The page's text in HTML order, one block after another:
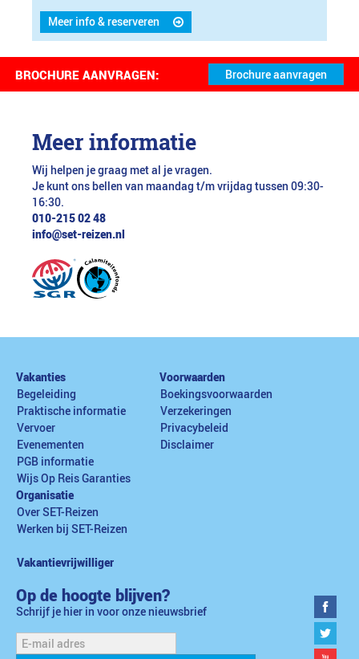
Meer info & reserveren
BROCHURE AANVRAGEN:
Meer informatie
Wij helpen je graag met al je vragen.
Je kunt ons bellen van maandag t/m vrijdag tussen 09:30-
16:30.
010-215 02 48
info@set-reizen.nl
Vakanties
Begeleiding
Praktische informatie
Vervoer
Evenementen
PGB informatie
Wijs Op Reis Garanties
Voorwaarden
Boekingsvoorwaarden
Verzekeringen
Privacybeleid
Disclaimer
Organisatie
Over SET-Reizen
Werken bij SET-Reizen
Vakantievrijwilliger
Op de hoogte blijven?
Schrijf je hier in voor onze nieuwsbrief